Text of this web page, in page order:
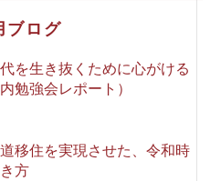
ブログ
を生き抜くために心がける
勉強会レポート）
移住を実現させた、令和時
方